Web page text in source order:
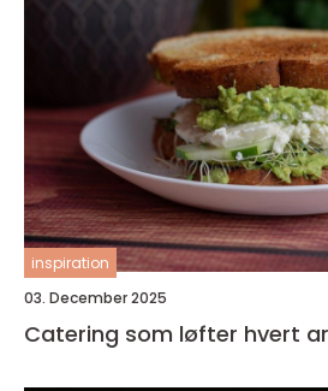
inspiration
03. December 2025
Catering som løfter hvert